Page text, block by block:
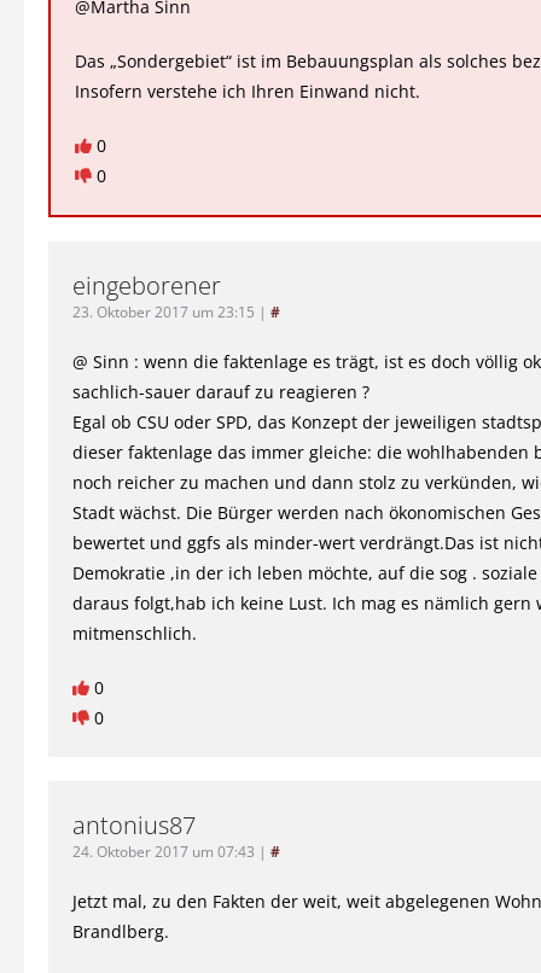
@Martha Sinn
Das „Sondergebiet“ ist im Bebauungsplan als solches
Insofern verstehe ich Ihren Einwand nicht.
0
0
eingeborener
23. Oktober 2017 um 23:15 | #
@ Sinn : wenn die faktenlage es trägt, ist es doch völlig
sachlich-sauer darauf zu reagieren ?
Egal ob CSU oder SPD, das Konzept der jeweiligen
dieser faktenlage das immer gleiche: die wohlhabenden
noch reicher zu machen und dann stolz zu verkünden,
Stadt wächst. Die Bürger werden nach ökonomischen
bewertet und ggfs als minder-wert verdrängt.Das ist
Demokratie ,in der ich leben möchte, auf die sog .
daraus folgt,hab ich keine Lust. Ich mag es nämlich gern
mitmenschlich.
0
0
antonius87
24. Oktober 2017 um 07:43 | #
Jetzt mal, zu den Fakten der weit, weit abgelegenen
Brandlberg.